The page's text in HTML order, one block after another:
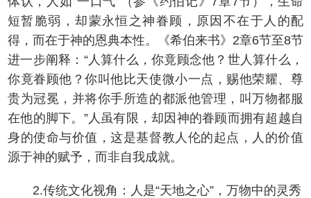
短暂脆弱，却蒙永恒之神眷顾，原因不在于人的配
得，而在于神的恩典本性。《希伯来书》2章6节至8节
进一步阐释：“人算什么，你竟顾念他？世人算什么，
你竟眷顾他？你叫他比天使微小一点，赐他荣耀、尊
贵为冠冕，并将你手所造的都派他管理，叫万物都服
在他的脚下。”人虽有限，却因神的眷顾而拥有超越自
身的使命与价值，这是基督教人伦的起点，人的价值
源于神的赋予，而非自我成就。
2.传统文化视角：人是“天地之心”，万物中的灵秀